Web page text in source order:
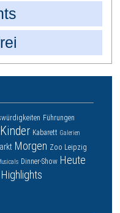
Führungen
Kinder Kabarett Galerien
Morgen Zoo Leipzig
Dinner-Show Heute
Highlights